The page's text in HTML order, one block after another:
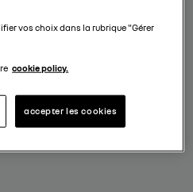
des solutions de
projet d’achat.
coordonnées
vos choix dans la rubrique "Gérer
cookie policy.
accepter les cookies